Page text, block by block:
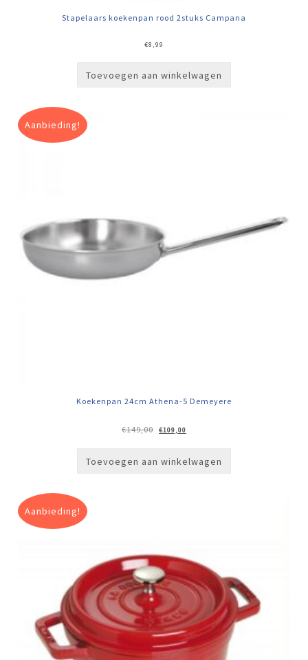
Stapelaars koekenpan rood 2stuks Campana
€8,99
Toevoegen aan winkelwagen
Aanbieding!
Koekenpan 24cm Athena-5 Demeyere
€149,00
Oorspronkelijke
prijs
€109,00
prijs
Toevoegen aan winkelwagen
Aanbieding!